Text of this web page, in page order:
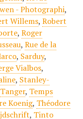
- Photographi,
Willems, Robert
, Roger
, Rue de la
, Sarduy,
Vialbos,
, Stanley-
Tanger, Temps
Koenig, Théodore
, Tinto